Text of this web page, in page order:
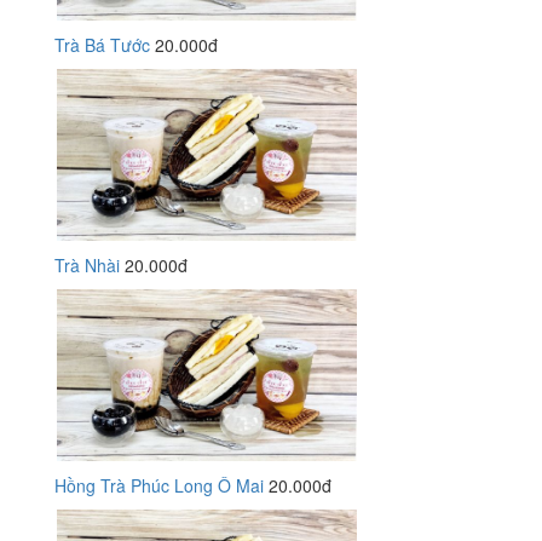
Trà Bá Tước 20.000đ
Trà Nhài 20.000đ
Hồng Trà Phúc Long Ô Mai 20.000đ